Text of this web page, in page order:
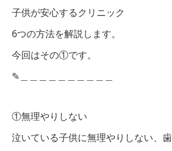
子供が安心するクリニック
6つの方法を解説します。
今回はその①です。
✎︎＿＿＿＿＿＿＿＿＿＿
①無理やりしない
泣いている子供に無理やりしない、